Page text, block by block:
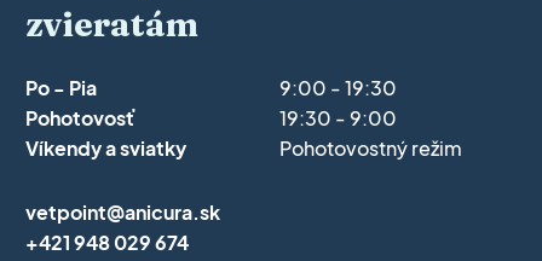
zvieratám
Po - Pia
Pohotovosť
Víkendy a sviatky
9:00 - 19:30
19:30 - 9:00
Pohotovostný režim
vetpoint@anicura.sk
+421 948 029 674